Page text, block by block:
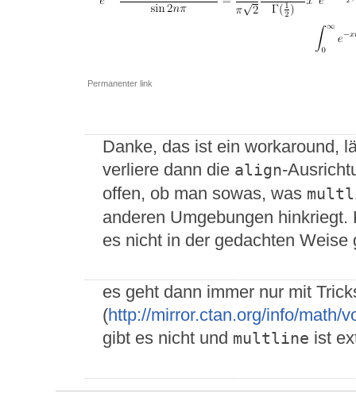
Permanenter link
Danke, das ist ein workaround,
verliere dann die align-
offen, ob man sowas, was
anderen Umgebungen
es nicht in der gedachten Weise
es geht dann immer nur mit
(http://mirror.ctan.org/info/math/
gibt es nicht und multline ist